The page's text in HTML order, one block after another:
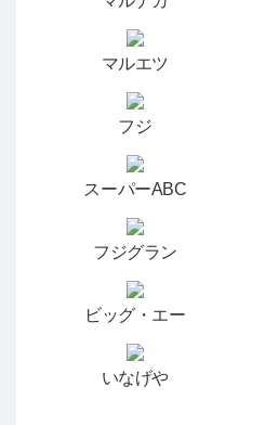
マルエツ
フジ
スーパーABC
フジグラン
ビッグ・エー
いなげや